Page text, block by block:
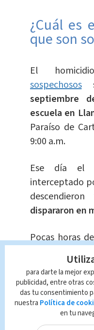
¿Cuál es
que son
El
sospechosos
septiembre
escuela en
Paraíso de
9:00 a.m.
Ese día el
interceptado
dispararon en
Pocas horas
vivienda
vehículoque
para cometer
otros indicios
identidad de
para darte la mejor
publicidad, entre otras
das tu consentimiento
nuestra Política de
en tu